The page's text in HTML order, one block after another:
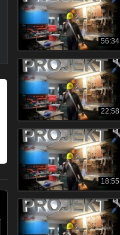
56:34
22:58
18:55